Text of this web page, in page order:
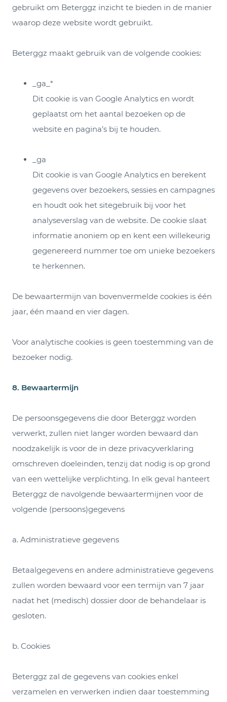
gebruikt om Beterggz inzicht te bieden in de manier
waarop deze website wordt gebruikt.
Beterggz maakt gebruik van de volgende cookies:
_ga_*
Dit cookie is van Google Analytics en wordt
geplaatst om het aantal bezoeken op de
website en pagina’s bij te houden.
_ga
Dit cookie is van Google Analytics en berekent
gegevens over bezoekers, sessies en campagnes
en houdt ook het sitegebruik bij voor het
analyseverslag van de website. De cookie slaat
informatie anoniem op en kent een willekeurig
gegenereerd nummer toe om unieke bezoekers
te herkennen.
De bewaartermijn van bovenvermelde cookies is één
jaar, één maand en vier dagen.
Voor analytische cookies is geen toestemming van de
bezoeker nodig.
8. Bewaartermijn
De persoonsgegevens die door Beterggz worden
verwerkt, zullen niet langer worden bewaard dan
noodzakelijk is voor de in deze privacyverklaring
omschreven doeleinden, tenzij dat nodig is op grond
van een wettelijke verplichting. In elk geval hanteert
Beterggz de navolgende bewaartermijnen voor de
volgende (persoons)gegevens
a. Administratieve gegevens
Betaalgegevens en andere administratieve gegevens
zullen worden bewaard voor een termijn van 7 jaar
nadat het (medisch) dossier door de behandelaar is
gesloten.
b. Cookies
Beterggz zal de gegevens van cookies enkel
verzamelen en verwerken indien daar toestemming